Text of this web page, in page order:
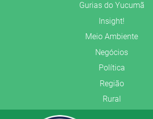
Gurias do Yucumã
Insight!
Meio Ambiente
Negócios
Política
Região
Rural